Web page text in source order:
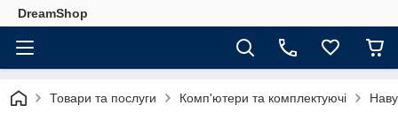
DreamShop
Товари та послуги Комп'ютери та комплектуючі